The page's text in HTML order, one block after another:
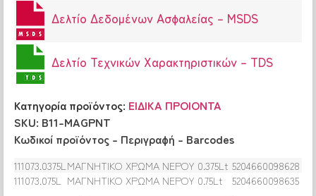
Δελτίο Δεδομένων Ασφαλείας – MSDS
Δελτίο Τεχνικών Xαρακτηριστικών – TDS
Κατηγορία προϊόντος: ΕΙΔΙΚΑ ΠΡΟΙΟΝΤΑ
SKU: B11-MAGPNT
Κωδικοί προϊόντος – Περιγραφή – Barcodes
111073.0375L ΜΑΓΝΗΤΙΚΟ ΧΡΩΜΑ ΝΕΡΟΥ 0.375Lt 5204660098628
111073.075L
ΜΑΓΝΗΤΙΚΟ ΧΡΩΜΑ ΝΕΡΟΥ 0.75Lt 5204660098635